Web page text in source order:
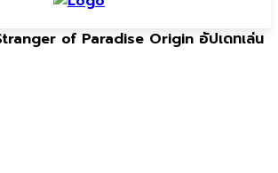
of Paradise Origin อัปเดทเล่น